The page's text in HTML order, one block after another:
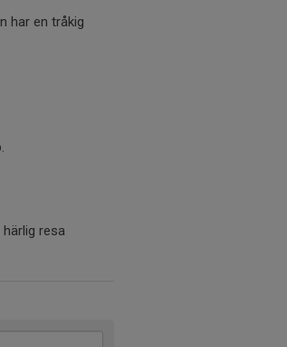
har en tråkig
resa